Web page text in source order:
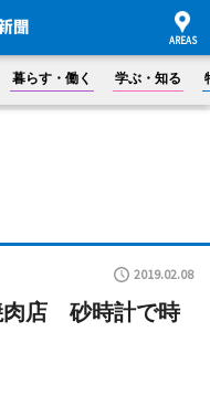
暮らす・働く 学ぶ・知る
2019.02.08
肉店 砂時計で時